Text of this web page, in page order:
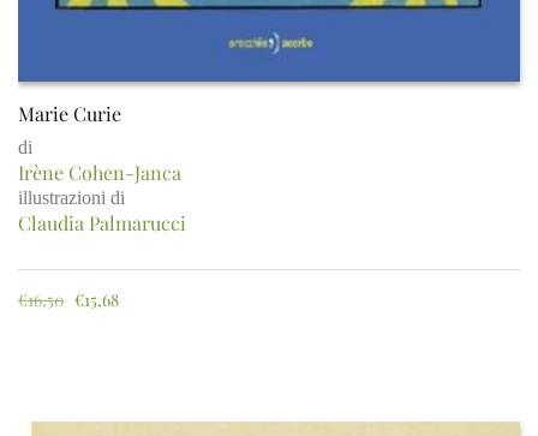
Marie Curie
di
Irène Cohen-Janca
illustrazioni di
Claudia Palmarucci
€16,50 €15,68